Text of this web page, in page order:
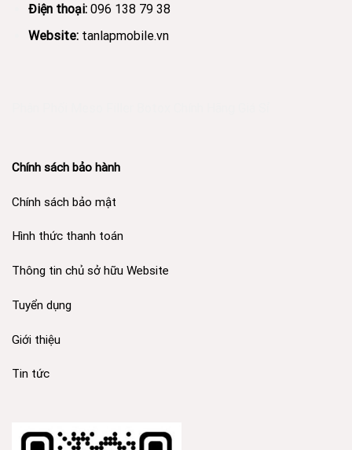
Điện thoại: 096 138 79 38
Website: tanlapmobile.vn
Chính sách bảo hành
Chính sách bảo mật
Hình thức thanh toán
Thông tin chủ sở hữu Website
Tuyển dụng
Giới thiệu
Tin tức